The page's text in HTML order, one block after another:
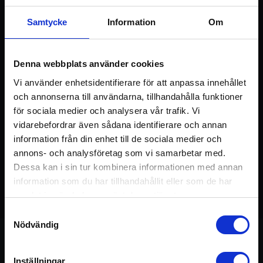
Samtycke Information Om
Denna webbplats använder cookies
Vi använder enhetsidentifierare för att anpassa innehållet
och annonserna till användarna, tillhandahålla funktioner
för sociala medier och analysera vår trafik. Vi
vidarebefordrar även sådana identifierare och annan
information från din enhet till de sociala medier och
annons- och analysföretag som vi samarbetar med.
Dessa kan i sin tur kombinera informationen med annan
information som du har tillhandahållit eller som de har
samlat in när du har använt deras tjänster.
Nödvändig
Inställningar
02:44 andning,djupavslappning
hjärtchakra